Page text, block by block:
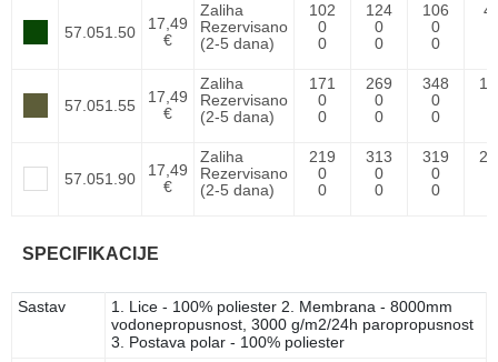
57.051.50
17,49
€
Zaliha
Rezervisano
(2-5 dana)
102
0
0
124
0
0
106
0
0
57.051.55
17,49
€
Zaliha
Rezervisano
(2-5 dana)
171
0
0
269
0
0
348
0
0
57.051.90
17,49
€
Zaliha
Rezervisano
(2-5 dana)
219
0
0
313
0
0
319
0
0
SPECIFIKACIJE
Sastav
1. Lice - 100% poliester 2. Membrana - 8000mm
vodonepropusnost, 3000 g/m2/24h paropropusnost
3. Postava polar - 100% poliester